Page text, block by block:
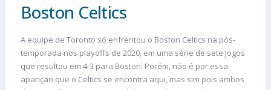
Boston Celtics
A equipe de Toronto só enfrentou o Boston Celtics na pós-
temporada nos playoffs de 2020, em uma série de sete jogos
que resultou em 4-3 para Boston. Porém, não é por essa
aparição que o Celtics se encontra aqui, mas sim pois ambos